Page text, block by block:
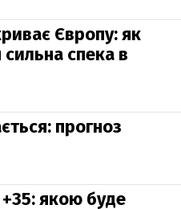
Європу: як
спека в
прогноз
якою буде